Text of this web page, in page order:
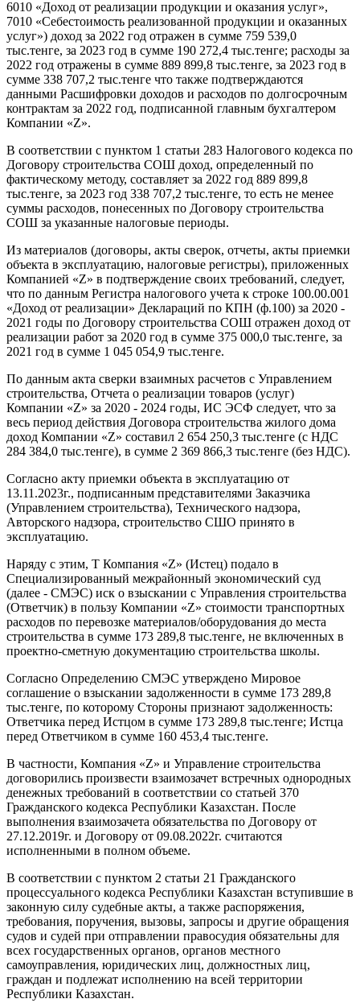
6010 «Доход от реализации продукции и оказания услуг»,
7010 «Себестоимость реализованной продукции и оказанных
услуг») доход за 2022 год отражен в сумме 759 539,0
тыс.тенге, за 2023 год в сумме 190 272,4 тыс.тенге; расходы за
2022 год отражены в сумме 889 899,8 тыс.тенге, за 2023 год в
сумме 338 707,2 тыс.тенге что также подтверждаются
данными Расшифровки доходов и расходов по долгосрочным
контрактам за 2022 год, подписанной главным бухгалтером
Компании «Z».
В соответствии с пунктом 1 статьи 283 Налогового кодекса по
Договору строительства СОШ доход, определенный по
фактическому методу, составляет за 2022 год 889 899,8
тыс.тенге, за 2023 год 338 707,2 тыс.тенге, то есть не менее
суммы расходов, понесенных по Договору строительства
СОШ за указанные налоговые периоды.
Из материалов (договоры, акты сверок, отчеты, акты приемки
объекта в эксплуатацию, налоговые регистры), приложенных
Компанией «Z» в подтверждение своих требований, следует,
что по данным Регистра налогового учета к строке 100.00.001
«Доход от реализации» Деклараций по КПН (ф.100) за 2020 -
2021 годы по Договору строительства СОШ отражен доход от
реализации работ за 2020 год в сумме 375 000,0 тыс.тенге, за
2021 год в сумме 1 045 054,9 тыс.тенге.
По данным акта сверки взаимных расчетов с Управлением
строительства, Отчета о реализации товаров (услуг)
Компании «Z» за 2020 - 2024 годы, ИС ЭСФ следует, что за
весь период действия Договора строительства жилого дома
доход Компании «Z» составил 2 654 250,3 тыс.тенге (с НДС
284 384,0 тыс.тенге), в сумме 2 369 866,3 тыс.тенге (без НДС).
Согласно акту приемки объекта в эксплуатацию от
13.11.2023г., подписанным представителями Заказчика
(Управлением строительства), Технического надзора,
Авторского надзора, строительство СШО принято в
эксплуатацию.
Наряду с этим, Т Компания «Z» (Истец) подало в
Специализированный межрайонный экономический суд
(далее - СМЭС) иск о взыскании с Управления строительства
(Ответчик) в пользу Компании «Z» стоимости транспортных
расходов по перевозке материалов/оборудования до места
строительства в сумме 173 289,8 тыс.тенге, не включенных в
проектно-сметную документацию строительства школы.
Согласно Определению СМЭС утверждено Мировое
соглашение о взыскании задолженности в сумме 173 289,8
тыс.тенге, по которому Стороны признают задолженность:
Ответчика перед Истцом в сумме 173 289,8 тыс.тенге; Истца
перед Ответчиком в сумме 160 453,4 тыс.тенге.
В частности, Компания «Z» и Управление строительства
договорились произвести взаимозачет встречных однородных
денежных требований в соответствии со статьей 370
Гражданского кодекса Республики Казахстан. После
выполнения взаимозачета обязательства по Договору от
27.12.2019г. и Договору от 09.08.2022г. считаются
исполненными в полном объеме.
В соответствии с пунктом 2 статьи 21 Гражданского
процессуального кодекса Республики Казахстан вступившие в
законную силу судебные акты, а также распоряжения,
требования, поручения, вызовы, запросы и другие обращения
судов и судей при отправлении правосудия обязательны для
всех государственных органов, органов местного
самоуправления, юридических лиц, должностных лиц,
граждан и подлежат исполнению на всей территории
Республики Казахстан.